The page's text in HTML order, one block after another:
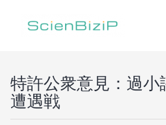
特許公衆意見：過
遭遇戦